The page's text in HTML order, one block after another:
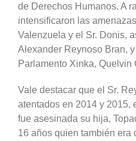
de Derechos Humanos. A
intensificaron las
Valenzuela y el Sr. Donis,
Alexander Reynoso Bran,
Parlamento Xinka,
Vale destacar que el Sr.
atentados en 2014 y 2015,
fue asesinada su hija,
16 años quien también era